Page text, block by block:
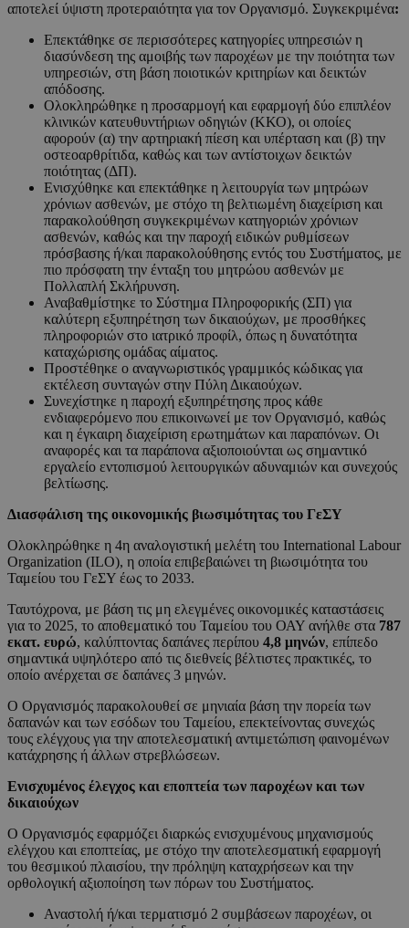
αποτελεί ύψιστη προτεραιότητα για τον Οργανισμό. Συγκεκριμένα:
Επεκτάθηκε σε περισσότερες κατηγορίες υπηρεσιών η
διασύνδεση της αμοιβής των παροχέων με την ποιότητα των
υπηρεσιών, στη βάση ποιοτικών κριτηρίων και δεικτών
απόδοσης.
Ολοκληρώθηκε η προσαρμογή και εφαρμογή δύο επιπλέον
κλινικών κατευθυντήριων οδηγιών (ΚΚΟ), οι οποίες
αφορούν (α) την αρτηριακή πίεση και υπέρταση και (β) την
οστεοαρθρίτιδα, καθώς και των αντίστοιχων δεικτών
ποιότητας (ΔΠ).
Ενισχύθηκε και επεκτάθηκε η λειτουργία των μητρώων
χρόνιων ασθενών, με στόχο τη βελτιωμένη διαχείριση και
παρακολούθηση συγκεκριμένων κατηγοριών χρόνιων
ασθενών, καθώς και την παροχή ειδικών ρυθμίσεων
πρόσβασης ή/και παρακολούθησης εντός του Συστήματος, με
πιο πρόσφατη την ένταξη του μητρώου ασθενών με
Πολλαπλή Σκλήρυνση.
Αναβαθμίστηκε το Σύστημα Πληροφορικής (ΣΠ) για
καλύτερη εξυπηρέτηση των δικαιούχων, με προσθήκες
πληροφοριών στο ιατρικό προφίλ, όπως η δυνατότητα
καταχώρισης ομάδας αίματος.
Προστέθηκε ο αναγνωριστικός γραμμικός κώδικας για
εκτέλεση συνταγών στην Πύλη Δικαιούχων.
Συνεχίστηκε η παροχή εξυπηρέτησης προς κάθε
ενδιαφερόμενο που επικοινωνεί με τον Οργανισμό, καθώς
και η έγκαιρη διαχείριση ερωτημάτων και παραπόνων. Οι
αναφορές και τα παράπονα αξιοποιούνται ως σημαντικό
εργαλείο εντοπισμού λειτουργικών αδυναμιών και συνεχούς
βελτίωσης.
Διασφάλιση της οικονομικής βιωσιμότητας του ΓεΣΥ
Ολοκληρώθηκε η 4η αναλογιστική μελέτη του International Labour
Organization (ILO), η οποία επιβεβαιώνει τη βιωσιμότητα του
Ταμείου του ΓεΣΥ έως το 2033.
Ταυτόχρονα, με βάση τις μη ελεγμένες οικονομικές καταστάσεις
για το 2025, το αποθεματικό του Ταμείου του ΟΑΥ ανήλθε στα 787
εκατ. ευρώ, καλύπτοντας δαπάνες περίπου 4,8 μηνών, επίπεδο
σημαντικά υψηλότερο από τις διεθνείς βέλτιστες πρακτικές, το
οποίο ανέρχεται σε δαπάνες 3 μηνών.
Ο Οργανισμός παρακολουθεί σε μηνιαία βάση την πορεία των
δαπανών και των εσόδων του Ταμείου, επεκτείνοντας συνεχώς
τους ελέγχους για την αποτελεσματική αντιμετώπιση φαινομένων
κατάχρησης ή άλλων στρεβλώσεων.
Ενισχυμένος έλεγχος και εποπτεία των παροχέων και των
δικαιούχων
Ο Οργανισμός εφαρμόζει διαρκώς ενισχυμένους μηχανισμούς
ελέγχου και εποπτείας, με στόχο την αποτελεσματική εφαρμογή
του θεσμικού πλαισίου, την πρόληψη καταχρήσεων και την
ορθολογική αξιοποίηση των πόρων του Συστήματος.
Αναστολή ή/και τερματισμό 2 συμβάσεων παροχέων, οι